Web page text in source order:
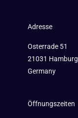
Adresse
Osterrade 51
21031 Hamburg
Germany
Öffnungszeiten